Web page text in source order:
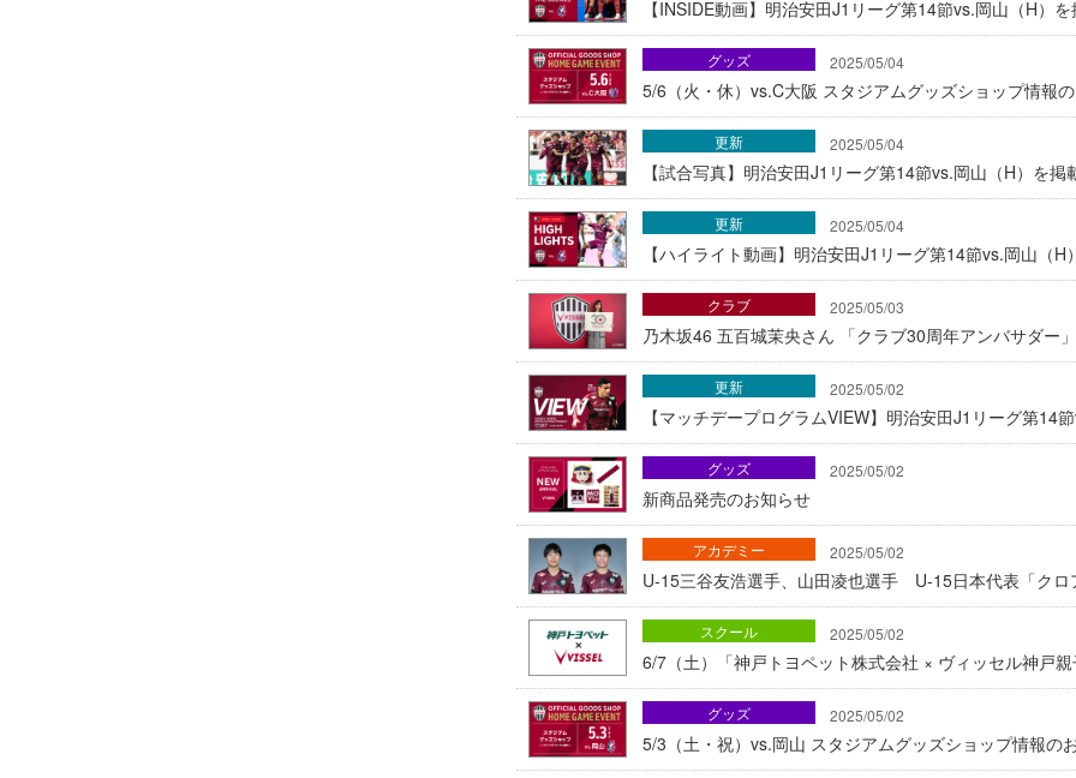
【INSIDE動画】明治安田J1リーグ第14節vs.岡山（H）
2025/05/04
5/6（火・休）vs.C大阪 スタジアムグッズショップ情報
グッズ
2025/05/04
【試合写真】明治安田J1リーグ第14節vs.岡山（H）を掲
更新
2025/05/04
【ハイライト動画】明治安田J1リーグ第14節vs.岡山（H
更新
2025/05/03
乃木坂46 五百城茉央さん 「クラブ30周年アンバサダー
クラブ
2025/05/02
【マッチデープログラムVIEW】明治安田J1リーグ第14
更新
2025/05/02
新商品発売のお知らせ
グッズ
2025/05/02
U-15三谷友浩選手、山田凌也選手 U-15日本代表「クロ
アカデミー
2025/05/02
6/7（土）「神戸トヨペット株式会社 × ヴィッセル神戸
スクール
2025/05/02
5/3（土・祝）vs.岡山 スタジアムグッズショップ情報の
グッズ